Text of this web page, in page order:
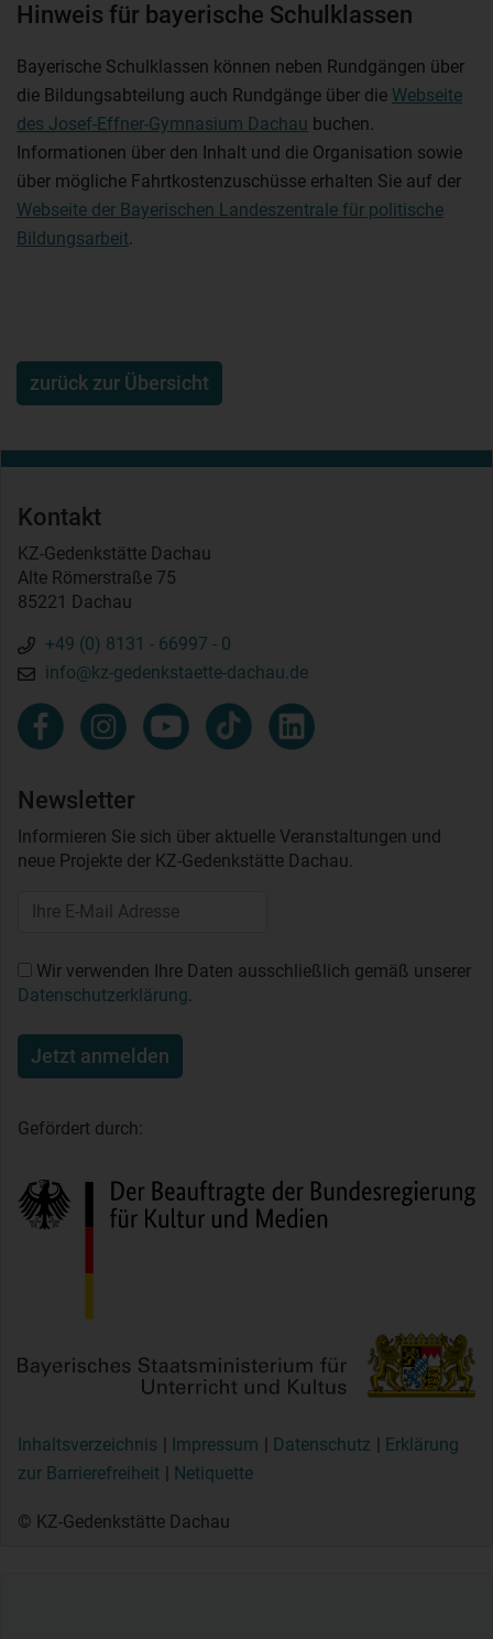
Hinweis für bayerische Schulklassen
Bayerische Schulklassen können neben Rundgängen über
die Bildungsabteilung auch Rundgänge über die Webseite
des Josef-Effner-Gymnasium Dachau buchen.
Informationen über den Inhalt und die Organisation sowie
über mögliche Fahrtkostenzuschüsse erhalten Sie auf der
Webseite der Bayerischen Landeszentrale für politische
Bildungsarbeit.
zurück zur Übersicht
Kontakt
KZ-Gedenkstätte Dachau
Alte Römerstraße 75
85221 Dachau
+49 (0) 8131 - 66997 - 0
info@kz-gedenkstaette-dachau.de
Newsletter
Informieren Sie sich über aktuelle Veranstaltungen und
neue Projekte der KZ-Gedenkstätte Dachau.
Wir verwenden Ihre Daten ausschließlich gemäß unserer
Datenschutzerklärung
Jetzt anmelden
Gefördert durch:
Inhaltsverzeichnis Impressum Datenschutz
Erklärung
zur Barrierefreiheit
Netiquette
© KZ-Gedenkstätte Dachau